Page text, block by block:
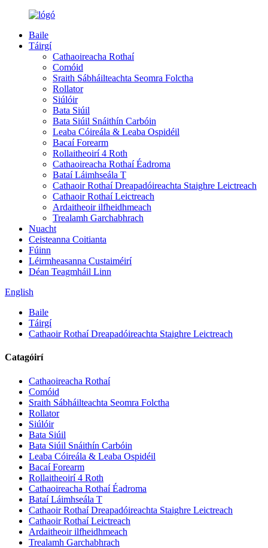
Baile
Táirgí
Cathaoireacha Rothaí
Comóid
Sraith Sábháilteachta Seomra Folctha
Rollator
Siúlóir
Bata Siúil
Bata Siúil Snáithín Carbóin
Leaba Cóireála & Leaba Ospidéil
Bacaí Forearm
Rollaitheoirí 4 Roth
Cathaoireacha Rothaí Éadroma
Bataí Láimhseála T
Cathaoir Rothaí Dreapadóireachta Staighre Leictreach
Cathaoir Rothaí Leictreach
Ardaitheoir ilfheidhmeach
Trealamh Garchabhrach
Nuacht
Ceisteanna Coitianta
Fúinn
Léirmheasanna Custaiméirí
Déan Teagmháil Linn
English
Baile
Táirgí
Cathaoir Rothaí Dreapadóireachta Staighre Leictreach
Catagóirí
Cathaoireacha Rothaí
Comóid
Sraith Sábháilteachta Seomra Folctha
Rollator
Siúlóir
Bata Siúil
Bata Siúil Snáithín Carbóin
Leaba Cóireála & Leaba Ospidéil
Bacaí Forearm
Rollaitheoirí 4 Roth
Cathaoireacha Rothaí Éadroma
Bataí Láimhseála T
Cathaoir Rothaí Dreapadóireachta Staighre Leictreach
Cathaoir Rothaí Leictreach
Ardaitheoir ilfheidhmeach
Trealamh Garchabhrach